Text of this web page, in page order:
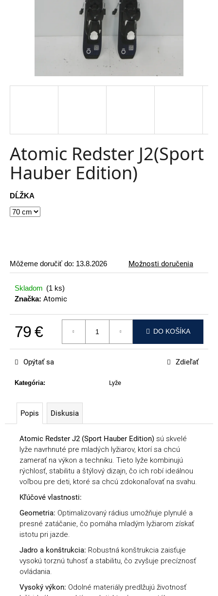
Atomic Redster J2(Sport
Hauber Edition)
DĹŽKA
Môžeme doručiť do: 13.8.2026 Možnosti doručenia
Skladom (1 ks)
Značka: Atomic
79 €
Jednotková cena:
DO KOŠÍKA
Kategória: Lyže
Opýtať sa Zdieľať
Popis Diskusia
Atomic Redster J2 (Sport Hauber Edition) sú skvelé
lyže navrhnuté pre mladých lyžiarov, ktorí sa chcú
zamerať na výkon a techniku. Tieto lyže kombinujú
rýchlosť, stabilitu a štýlový dizajn, čo ich robí ideálnou
voľbou pre deti, ktoré sa chcú zdokonaľovať na svahu.
Kľúčové vlastnosti:
Geometria: Optimalizovaný rádius umožňuje plynulé a
presné zatáčanie, čo pomáha mladým lyžiarom získať
istotu pri jazde.
Jadro a konštrukcia: Robustná konštrukcia zaisťuje
vysokú torznú tuhosť a stabilitu, čo zvyšuje precíznosť
ovládania.
Vysoký výkon: Odolné materiály predlžujú životnosť
s
HĽADAŤ
O
d
ú
č
a
m
e
VOLKL
RTM
99